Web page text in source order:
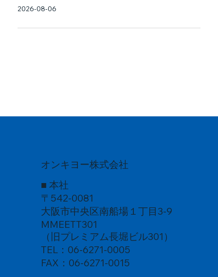
2026-08-06
オンキヨー株式会社
■ 本社
〒542-0081
大阪市中央区南船場１丁目3-9
MMEETT301
（旧プレミアム長堀ビル301）
TEL：06-6271-0005
FAX：06-6271-0015